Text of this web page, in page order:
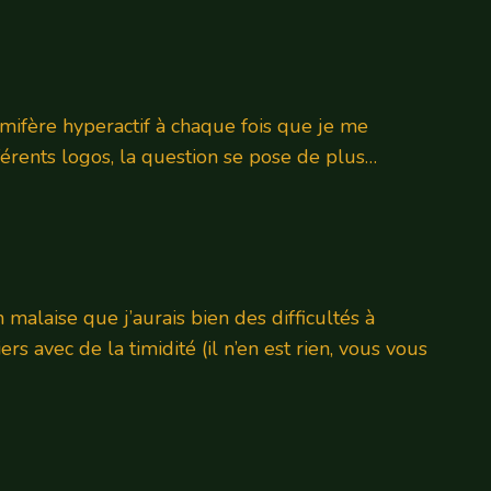
hyperactif à chaque fois que je me
logos, la question se pose de plus…
que j’aurais bien des difficultés à
avec de la timidité (il n’en est rien, vous vous